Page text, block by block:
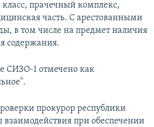
прачечный комплекс,
часть. С арестованными
в том числе на предмет наличия
содержания.
СИЗО-1 отмечено как
прокурор республики
взаимодействия при обеспечении